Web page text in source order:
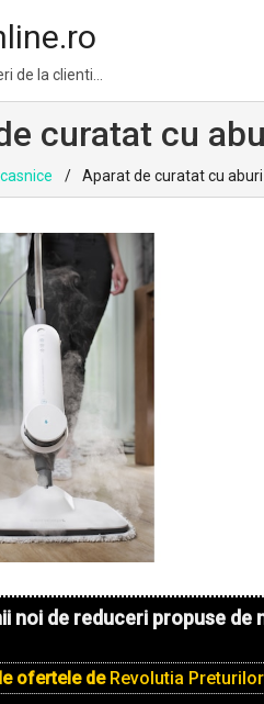
de la clienti…
curatat cu
Aparat de curatat cu
noi de reduceri propuse de
ofertele de Revolutia Preturilor